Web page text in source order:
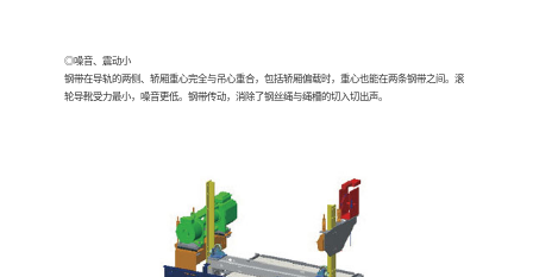
◎噪音、震动小
钢带在导轨的两侧、轿厢重心完全与吊心重合，包括轿厢偏载时，重心也能在两条钢带之间。滚
轮导靴受力最小，噪音更低。钢带传动，消除了钢丝绳与绳槽的切入切出声。